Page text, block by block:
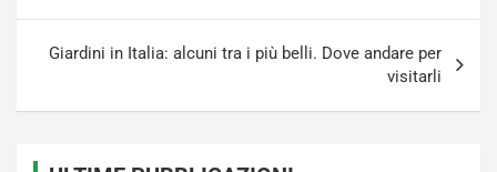
Giardini in Italia: alcuni tra i più belli. Dove andare per
visitarli